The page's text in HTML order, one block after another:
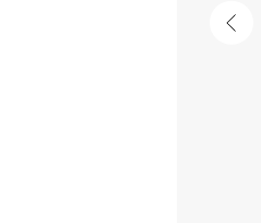
Баки для отопителя